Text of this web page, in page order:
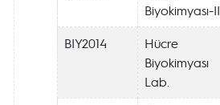
Biyokimyası-II
BIY2014
Hücre
Biyokimyası
Lab.